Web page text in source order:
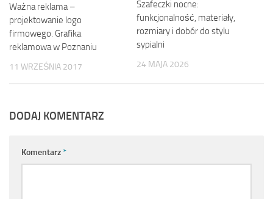
Ważna reklama –
projektowanie logo
firmowego. Grafika
reklamowa w Poznaniu
11 WRZEŚNIA 2017
Szafeczki nocne:
funkcjonalność, materiały,
rozmiary i dobór do stylu
sypialni
24 MAJA 2026
DODAJ KOMENTARZ
Komentarz*